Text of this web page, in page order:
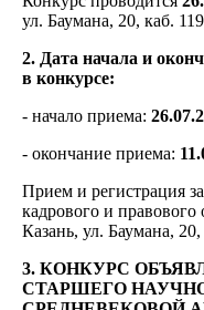
ул. Баумана, 20, каб.
2. Дата начала и
в конкурсе:
- начало приема:
- окончание приема:
Прием и регистрация
кадрового и
Казань, ул. Баумана,
3. КОНКУРС
СТАРШЕГО